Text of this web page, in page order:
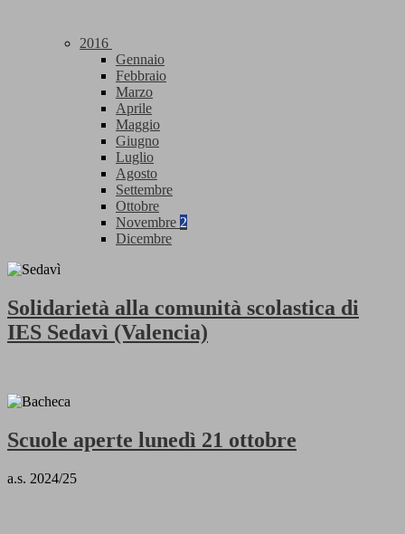
2016
Gennaio
Febbraio
Marzo
Aprile
Maggio
Giugno
Luglio
Agosto
Settembre
Ottobre
Novembre 2
Dicembre
Solidarietà alla comunità scolastica di
IES Sedavì (Valencia)
Scuole aperte lunedì 21 ottobre
a.s. 2024/25